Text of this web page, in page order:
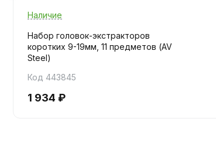
Наличие
Набор головок-экстракторов
коротких 9-19мм, 11 предметов (AV
Steel)
Код 443845
1 934 ₽